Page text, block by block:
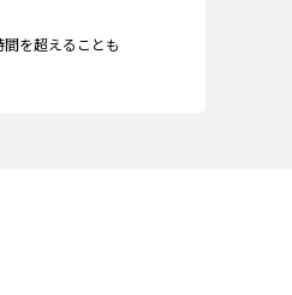
を超えることも